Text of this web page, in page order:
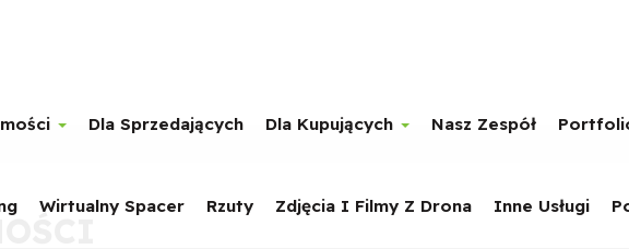
Dla Sprzedających Dla Kupujących Nasz Zespół
Wirtualny Spacer Rzuty Zdjęcia I Filmy Z Drona Inne Usługi